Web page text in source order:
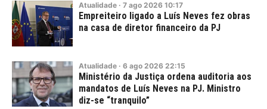
Atualidade · 7 ago 2026 10:17
Empreiteiro ligado a Luís Neves fez obras
na casa de diretor financeiro da PJ
Atualidade · 6 ago 2026 22:15
Ministério da Justiça ordena auditoria aos
mandatos de Luís Neves na PJ. Ministro
diz-se “tranquilo”